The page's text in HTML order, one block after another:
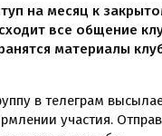
на месяц к
все общение
материалы
в телеграм
участия.